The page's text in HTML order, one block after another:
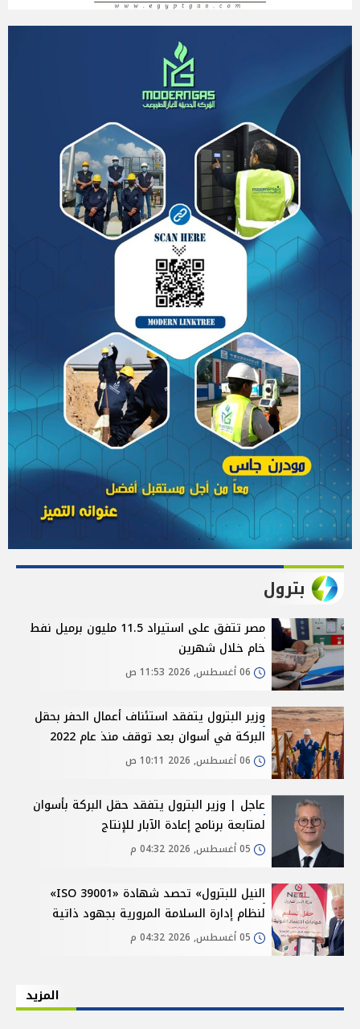
بترول
مصر تتفق على استيراد 11.5 مليون برميل نفط
خام خلال شهرين
وزير البترول يتفقد استئناف أعمال الحفر بحقل
البركة في أسوان بعد توقف منذ عام 2022
عاجل | وزير البترول يتفقد حقل البركة بأسوان
لمتابعة برنامج إعادة الآبار للإنتاج
النيل للبترول» تحصد شهادة «ISO 39001»
لنظام إدارة السلامة المرورية بجهود ذاتية
المزيد